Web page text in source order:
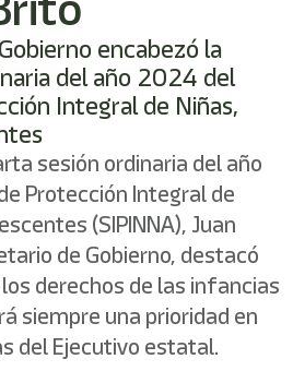
encabezó la
del año 2024 del
Integral de Niñas,
sesión ordinaria del año
Protección Integral de
(SIPINNA), Juan
de Gobierno, destacó
derechos de las infancias
siempre una prioridad en
del Ejecutivo estatal.